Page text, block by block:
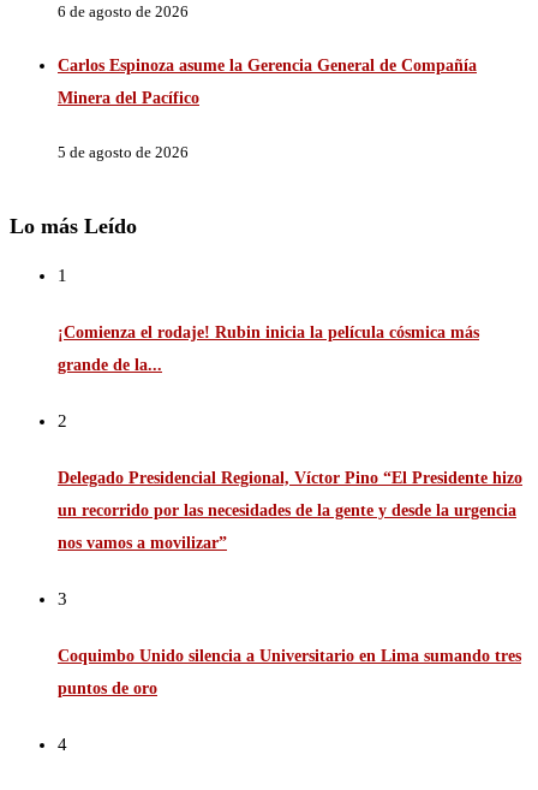
6 de agosto de 2026
Carlos Espinoza asume la Gerencia General de Compañía
Minera del Pacífico
5 de agosto de 2026
Lo más Leído
1
¡Comienza el rodaje! Rubin inicia la película cósmica más
grande de la...
2
Delegado Presidencial Regional, Víctor Pino “El Presidente hizo
un recorrido por las necesidades de la gente y desde la urgencia
nos vamos a movilizar”
3
Coquimbo Unido silencia a Universitario en Lima sumando tres
puntos de oro
4